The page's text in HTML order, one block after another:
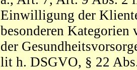
Einwilligung der
besonderen Kategorien
der
lit h. DSGVO, § 22